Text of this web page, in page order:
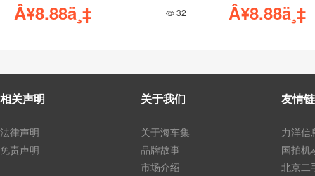
Â¥8.88ä¸‡ 32 Â¥8.88ä¸‡
相关声明
法律声明
免责声明
关于我们
关于海车集
品牌故事
市场介绍
友情
力洋信
国拍机
北京二